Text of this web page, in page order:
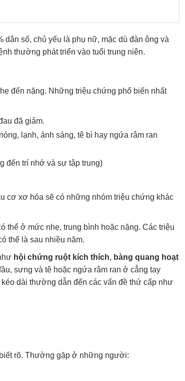
dân số, chủ yếu là phụ nữ, mặc dù đàn ông và
thường phát triển vào tuổi trung niên.
đến nặng. Những triệu chứng phổ biến nhất
đã giảm.
lạnh, ánh sáng, tê bì hay ngứa râm ran
đến trí nhớ và sự tập trung)
cơ xơ hóa sẽ có những nhóm triệu chứng khác
thể ở mức nhẹ, trung bình hoặc nặng. Các triệu
thể là sau nhiều năm.
hội chứng ruột kích thích, bàng quang hoạt
sưng và tê hoặc ngứa râm ran ở cẳng tay
dài thường dẫn đến các vấn đề thứ cấp như
rõ. Thường gặp ở những người: